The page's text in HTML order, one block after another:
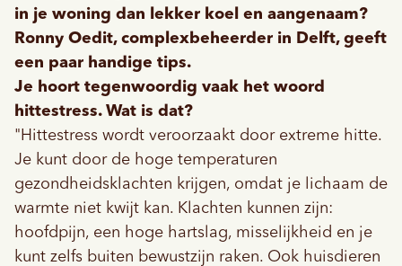
in je woning dan lekker koel en aangenaam?
Ronny Oedit, complexbeheerder in Delft, geeft
een paar handige tips.
Je hoort tegenwoordig vaak het woord
hittestress. Wat is dat?
"Hittestress wordt veroorzaakt door extreme hitte.
Je kunt door de hoge temperaturen
gezondheidsklachten krijgen, omdat je lichaam de
warmte niet kwijt kan. Klachten kunnen zijn:
hoofdpijn, een hoge hartslag, misselijkheid en je
kunt zelfs buiten bewustzijn raken. Ook huisdieren